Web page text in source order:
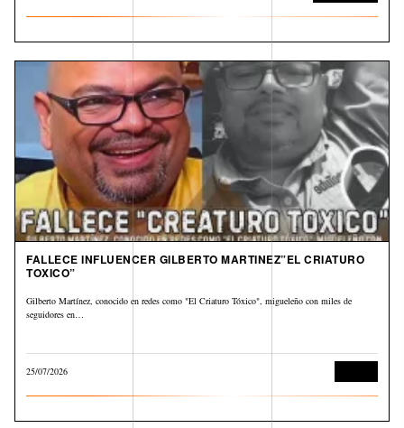
FALLECE INFLUENCER GILBERTO MARTINEZ”EL CRIATURO
TOXICO”
Gilberto Martínez, conocido en redes como "El Criaturo Tóxico", migueleño con miles de
seguidores en…
25/07/2026